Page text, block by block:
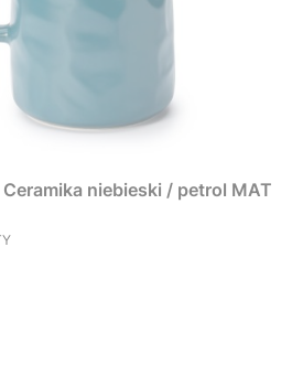
0,85 l Ceramika niebieski / petrol MAT